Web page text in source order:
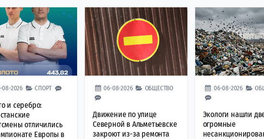
08-2026 СПОРТ
и серебро:
отличились
Европы в
06-08-2026 ОБЩЕСТВО
Движение по улице
Северной в Альметьевске
закроют из-за ремонта
06-08-2026
Экологи нашли
огромные